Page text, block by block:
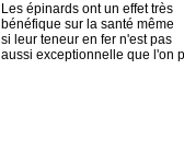
Les épinards ont un effet très
bénéfique sur la santé même
si leur teneur en fer n'est pas
aussi exceptionnelle que l'on